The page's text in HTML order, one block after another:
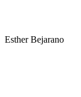
Esther Bejarano